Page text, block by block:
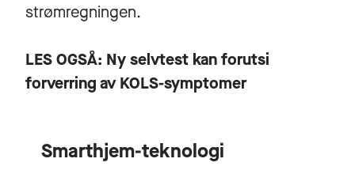
strømregningen.
LES OGSÅ: Ny selvtest kan forutsi
forverring av KOLS-symptomer
Smarthjem-teknologi